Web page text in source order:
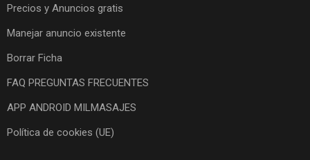
Precios y Anuncios gratis
Manejar anuncio existente
Borrar Ficha
FAQ PREGUNTAS FRECUENTES
APP ANDROID MILMASAJES
Política de cookies (UE)